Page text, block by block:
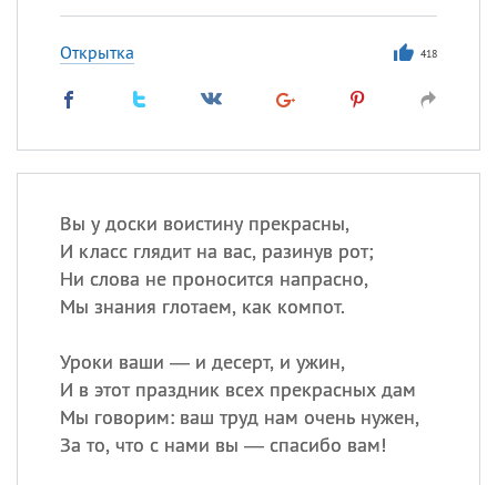
Открытка 418
Вы у доски воистину прекрасны,
И класс глядит на вас, разинув рот;
Ни слова не проносится напрасно,
Мы знания глотаем, как компот.
Уроки ваши — и десерт, и ужин,
И в этот праздник всех прекрасных дам
Мы говорим: ваш труд нам очень нужен,
За то, что с нами вы — спасибо вам!